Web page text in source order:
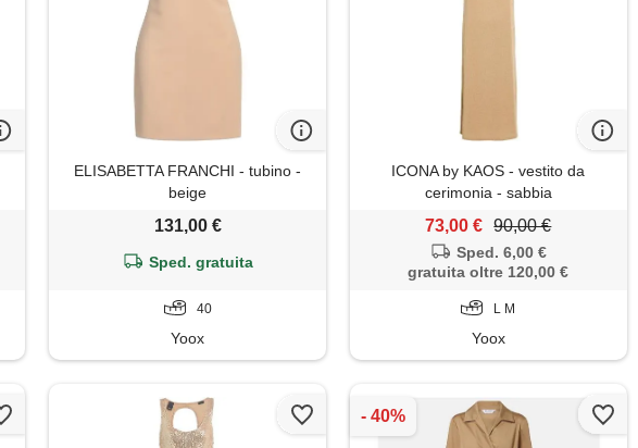
ELISABETTA FRANCHI - tubino -
beige
131,00 €
Sped. gratuita
40
Yoox
ICONA by KAOS - vestito da
cerimonia - sabbia
73,00 € 90,00 €
Sped. 6,00 €
gratuita oltre 120,00 €
L M
Yoox